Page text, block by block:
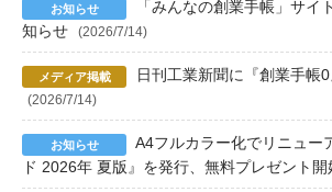
「みんなの創業手帳」サイ
知らせ
(2026/7/14)
日刊工業新聞に『創業手帳
(2026/7/14)
A4フルカラー化でリニュー
ド 2026年 夏版』を発行、無料プレゼント開